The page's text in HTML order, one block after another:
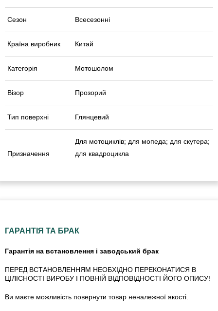
Сезон Всесезонні
Країна виробник Китай
Категорія Мотошолом
Візор Прозорий
Тип поверхні Глянцевий
Призначення
Для мотоциклів; для мопеда; для скутера;
для квадроцикла
ГАРАНТІЯ ТА БРАК
Гарантія на встановлення і заводський брак
ПЕРЕД ВСТАНОВЛЕННЯМ НЕОБХІДНО ПЕРЕКОНАТИСЯ В
ЦІЛІСНОСТІ ВИРОБУ І ПОВНІЙ ВІДПОВІДНОСТІ ЙОГО ОПИСУ!
Ви маєте можливість повернути товар неналежної якості.